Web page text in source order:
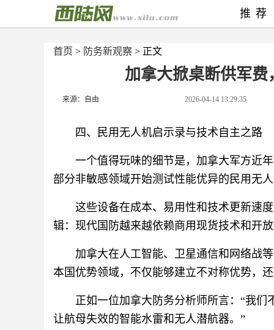
首页 > 防务新观察 > 正文
加拿大掀桌断供军
来源：自由 2026-04-14 13:29:35
四、民用无人机启示录与技术自主之路
一个值得玩味的细节是，加拿大军方近
部分非敏感领域开始测试性能优异的民用无
这些设备在成本、易用性和技术更新速
辑：现代国防越来越依赖商用现货技术和开
加拿大在人工智能、卫星通信和网络战
本国优势领域，不仅能够建立不对称优势，
正如一位加拿大防务分析师所言：“我
让航母失效的智能水雷和无人潜航器。”
推荐